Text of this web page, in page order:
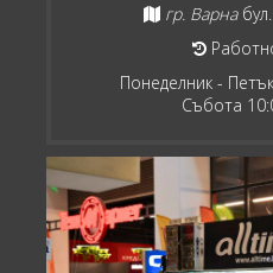
гр. Варна
Понеделник -
Събота